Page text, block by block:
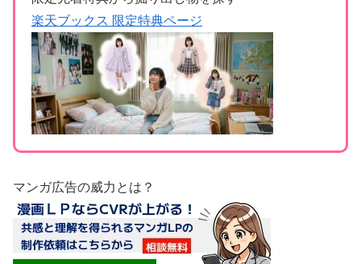
楽天ブックス 限定特典ページ
マンガ広告の威力とは？